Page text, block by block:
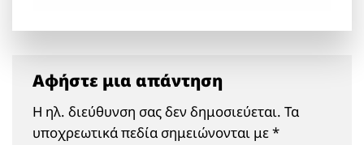
Αφήστε μια απάντηση
Η ηλ. διεύθυνση σας δεν δημοσιεύεται. Τα
υποχρεωτικά πεδία σημειώνονται με*